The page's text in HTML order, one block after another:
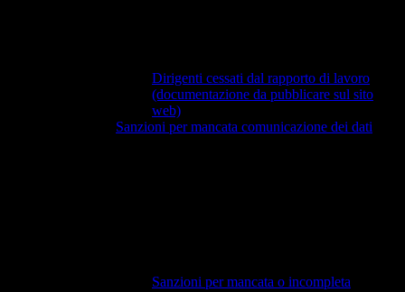
Dirigenti cessati dal rapporto di lavoro
(documentazione da pubblicare sul sito
web)
Sanzioni per mancata comunicazione dei dati
Sanzioni per mancata o incompleta